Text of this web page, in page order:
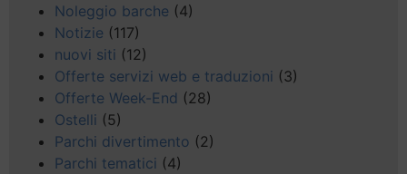
Noleggio barche (4)
Notizie (117)
nuovi siti (12)
Offerte servizi web e traduzioni (3)
Offerte Week-End (28)
Ostelli (5)
Parchi divertimento (2)
Parchi tematici (4)